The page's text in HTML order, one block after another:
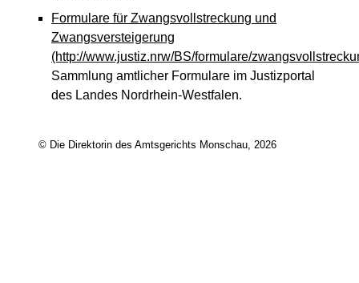
Formulare für Zwangsvollstreckung und
Zwangsversteigerung
(http://www.justiz.nrw/BS/formulare/
Sammlung amtlicher Formulare im Justizportal
des Landes Nordrhein-Westfalen.
© Die Direktorin des Amtsgerichts Monschau, 2026